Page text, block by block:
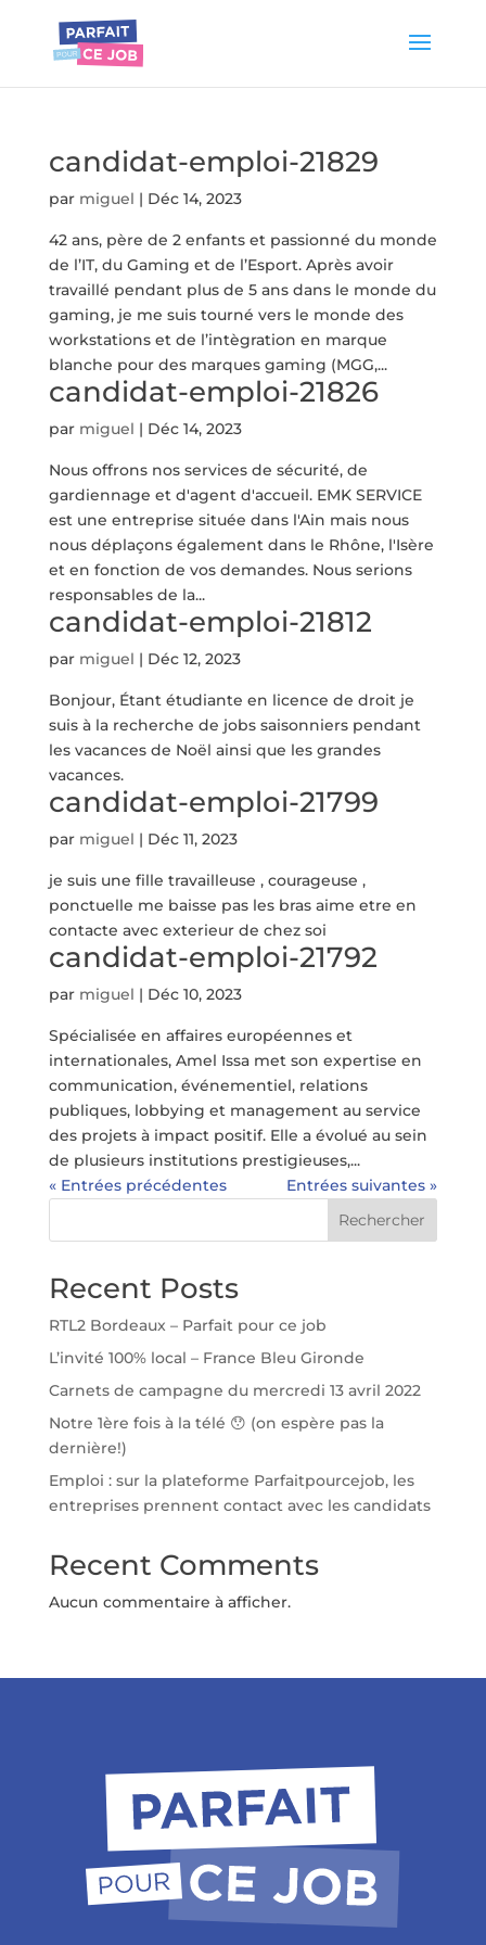
candidat-emploi-21829
par miguel | Déc 14, 2023
42 ans, père de 2 enfants et passionné du monde
de l’IT, du Gaming et de l’Esport. Après avoir
travaillé pendant plus de 5 ans dans le monde du
gaming, je me suis tourné vers le monde des
workstations et de l’intègration en marque
blanche pour des marques gaming (MGG,...
candidat-emploi-21826
par miguel | Déc 14, 2023
Nous offrons nos services de sécurité, de
gardiennage et d'agent d'accueil. EMK SERVICE
est une entreprise située dans l'Ain mais nous
nous déplaçons également dans le Rhône, l'Isère
et en fonction de vos demandes. Nous serions
responsables de la...
candidat-emploi-21812
par miguel | Déc 12, 2023
Bonjour, Étant étudiante en licence de droit je
suis à la recherche de jobs saisonniers pendant
les vacances de Noël ainsi que les grandes
vacances.
candidat-emploi-21799
par miguel | Déc 11, 2023
je suis une fille travailleuse , courageuse ,
ponctuelle me baisse pas les bras aime etre en
contacte avec exterieur de chez soi
candidat-emploi-21792
par miguel | Déc 10, 2023
Spécialisée en affaires européennes et
internationales, Amel Issa met son expertise en
communication, événementiel, relations
publiques, lobbying et management au service
des projets à impact positif. Elle a évolué au sein
de plusieurs institutions prestigieuses,...
« Entrées précédentes
Entrées suivantes »
Rechercher
Recent Posts
RTL2 Bordeaux – Parfait pour ce job
L’invité 100% local – France Bleu Gironde
Carnets de campagne du mercredi 13 avril 2022
Notre 1ère fois à la télé 😯 (on espère pas la
dernière!)
Emploi : sur la plateforme Parfaitpourcejob, les
entreprises prennent contact avec les candidats
Recent Comments
Aucun commentaire à afficher.